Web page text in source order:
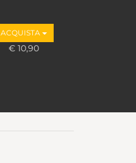
ACQUISTA
€ 10,90